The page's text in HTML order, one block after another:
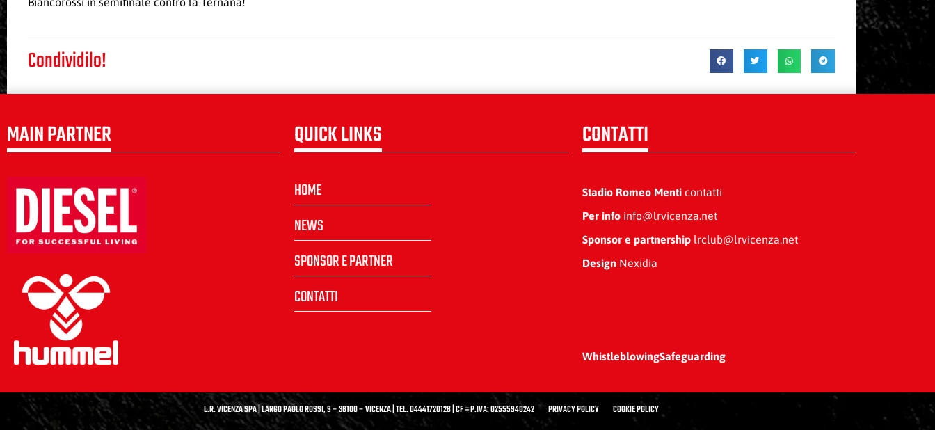
Condividilo!
MAIN PARTNER QUICK LINKS
HOME
NEWS
SPONSOR E PARTNER
CONTATTI
CONTATTI
Stadio Romeo Menticontatti
Per infoinfo@lrvicenza.net
Sponsor e partnershiplrclub@lrvicenza.net
Design Nexidia
WhistleblowingSafeguarding
L.R. VICENZA SPA | LARGO PAOLO ROSSI, 9 – 36100 – VICENZA | TEL. 04441720128 | CF = P.IVA: 02555940242 PRIVACY POLICY COOKIE POLICY